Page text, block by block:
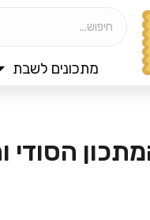
מתכונים לשבת
הסודי